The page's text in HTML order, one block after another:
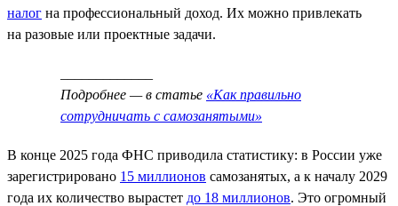
налог на профессиональный доход. Их можно привлекать
на разовые или проектные задачи.
Подробнее — в статье «Как правильно
сотрудничать с самозанятыми»
В конце 2025 года ФНС приводила статистику: в России уже
зарегистрировано 15 миллионов самозанятых, а к началу 2029
года их количество вырастет до 18 миллионов. Это огромный